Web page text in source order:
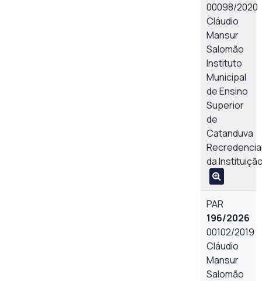
00098/2020
Cláudio
Mansur
Salomão
Instituto
Municipal
de Ensino
Superior
de
Catanduva
da
PAR
196/2026
00102/2019
Cláudio
Mansur
Salomão